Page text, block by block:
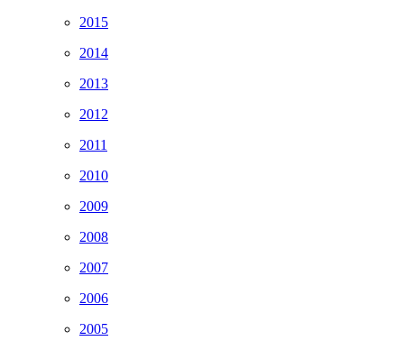
2015
2014
2013
2012
2011
2010
2009
2008
2007
2006
2005